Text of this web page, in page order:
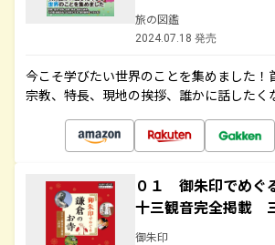
旅の図鑑
2024.07.18 発売
今こそ学びたい世界のことを集めました！
宗教、特長、現地の挨拶、誰かに話したく
０１ 御朱印でめぐ
十三観音完全掲載
御朱印